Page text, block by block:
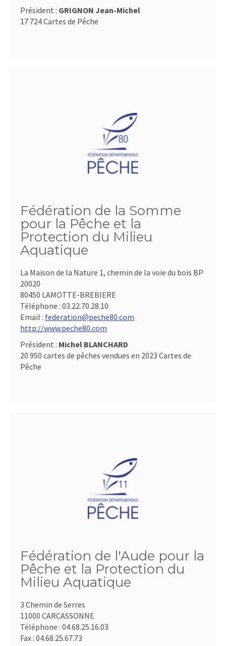
Président : GRIGNON Jean-Michel
17 724 Cartes de Pêche
Fédération de la Somme
pour la Pêche et la
Protection du Milieu
Aquatique
La Maison de la Nature 1, chemin de la voie du bois BP
20020
80450 LAMOTTE-BREBIERE
Téléphone : 03.22.70.28.10
Email : federation@peche80.com
http://www.peche80.com
Président : Michel BLANCHARD
20 950 cartes de pêches vendues en 2023 Cartes de
Pêche
Fédération de l'Aude pour la
Pêche et la Protection du
Milieu Aquatique
3 Chemin de Serres
11000 CARCASSONNE
Téléphone : 04.68.25.16.03
Fax : 04.68.25.67.73